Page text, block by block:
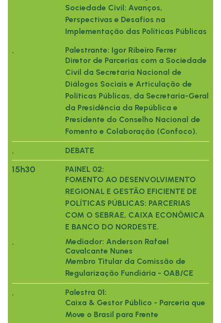
Sociedade Civil: Avanços,
Perspectivas e Desafios na
Implementação das Políticas Públicas
.
Palestrante: Igor Ribeiro Ferrer
Diretor de Parcerias com a Sociedade
Civil da Secretaria Nacional de
Diálogos Sociais e Articulação de
Políticas Públicas, da Secretaria-Geral
da Presidência da República e
Presidente do Conselho Nacional de
Fomento e Colaboração (Confoco).
. DEBATE
15h30
PAINEL 02:
FOMENTO AO DESENVOLVIMENTO
REGIONAL E GESTÃO EFICIENTE DE
POLÍTICAS PÚBLICAS: PARCERIAS
COM O SEBRAE, CAIXA ECONÔMICA
E BANCO DO NORDESTE.
.
Mediador: Anderson Rafael
Cavalcante Nunes
Membro Titular da Comissão de
Regularização Fundiária - OAB/CE
.
Palestra 01:
Caixa & Gestor Público - Parceria que
Move o Brasil para Frente